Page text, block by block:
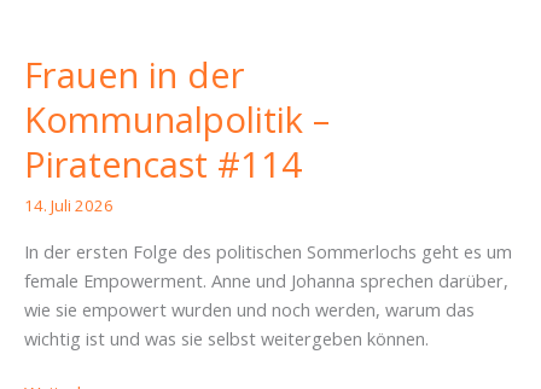
Frauen in der
Kommunalpolitik –
Piratencast #114
14. Juli 2026
In der ersten Folge des politischen Sommerlochs geht es um
female Empowerment. Anne und Johanna sprechen darüber,
wie sie empowert wurden und noch werden, warum das
wichtig ist und was sie selbst weitergeben können.